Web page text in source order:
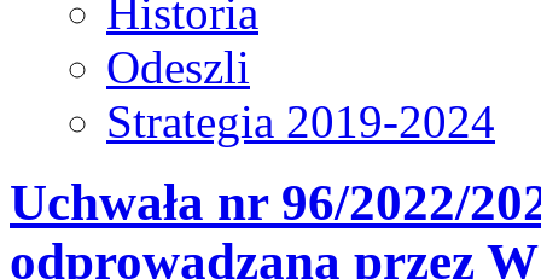
Historia
Odeszli
Strategia 2019-2024
Uchwała nr 96/2022/
odprowadzana przez